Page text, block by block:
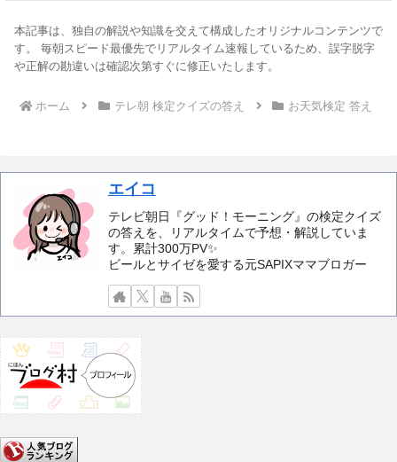
本記事は、独自の解説や知識を交えて構成したオリジナルコンテンツで
す。 毎朝スピード最優先でリアルタイム速報しているため、誤字脱字
や正解の勘違いは確認次第すぐに修正いたします。
ホーム テレ朝 検定クイズの答え お天気検定 答え
エイコ
テレビ朝日『グッド！モーニング』の検定クイズ
の答えを、リアルタイムで予想・解説していま
す。累計300万PV✨️
ビールとサイゼを愛する元SAPIXママブロガー